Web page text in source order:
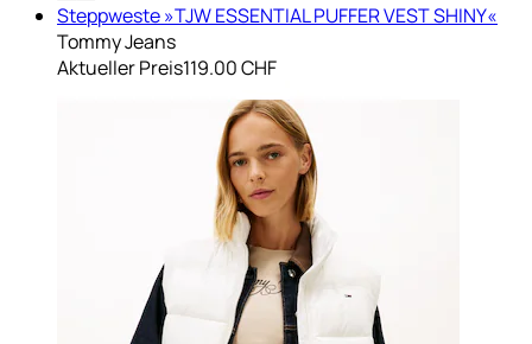
Steppweste »TJW ESSENTIAL PUFFER VEST SHINY«
Tommy Jeans
Aktueller Preis119.00 CHF